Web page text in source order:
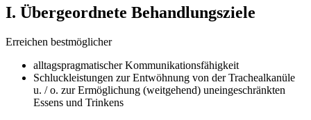
I. Übergeordnete Behandlungsziele
Erreichen bestmöglicher
alltagspragmatischer Kommunikationsfähigkeit
Schluckleistungen zur Entwöhnung von der Trachealkanüle
u. / o. zur Ermöglichung (weitgehend) uneingeschränkten
Essens und Trinkens